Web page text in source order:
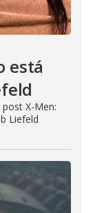
está
X-Men:
Liefeld